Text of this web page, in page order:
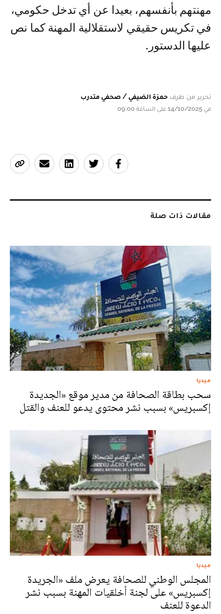
مهنتهم بأنفسهم، بعيدا عن أي تدخل حكومي،
في تكريس حقيقي لاستقلالية المهنة كما نص
عليها الدستور.
تحرير من طرف حمزة الضيفي / صحفي متدرب
في 14/10/2025 على الساعة 09:00
مقالات ذات صلة
ميديا
سحب بطاقة الصحافة من مدير موقع «الجديدة
إكسبريس» بسبب نشر محتوى يدعو للعنف والقتل
ميديا
المجلس الوطني للصحافة يعرض ملف «الجريدة
إكسبريس» على لجنة أخلقيات المهنة بسبب نشر
الدعوة للعنف